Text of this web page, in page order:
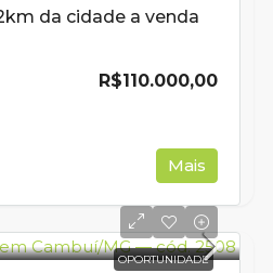
da cidade a venda
R$110.000,00
Mais
OPORTUNIDADE